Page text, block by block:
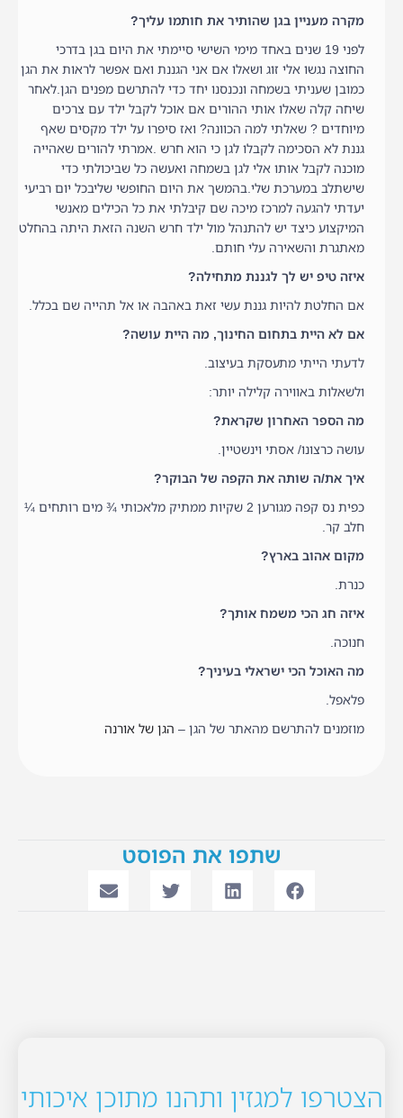
מקרה מעניין בגן שהותיר את חותמו עליך?
לפני 19 שנים באחד מימי השישי סיימתי את היום בגן בדרכי
החוצה נגשו אלי זוג ושאלו אם אני הגננת ואם אפשר לראות את הגן
כמובן שעניתי בשמחה ונכנסנו יחד כדי להתרשם מפנים הגן.לאחר
שיחה קלה שאלו אותי ההורים אם אוכל לקבל ילד עם צרכים
מיוחדים ? שאלתי למה הכוונה? ואז סיפרו על ילד מקסים שאף
גננת לא הסכימה לקבלו לגן כי הוא חרש .אמרתי להורים שאהייה
מוכנה לקבל אותו אלי לגן בשמחה ואעשה כל שביכולתי כדי
שישתלב במערכת שלי.בהמשך את היום החופשי שליבכל יום רביעי
יעדתי להגעה למרכז מיכה שם קיבלתי את כל הכילים מאנשי
המיקצוע כיצד יש להתנהל מול ילד חרש השנה הזאת היתה בהחלט
מאתגרת והשאירה עלי חותם.
איזה טיפ יש לך לגננת מתחילה?
אם החלטת להיות גננת עשי זאת באהבה או אל תהייה שם בכלל.
אם לא היית בתחום החינוך, מה היית עושה?
לדעתי הייתי מתעסקת בעיצוב.
ולשאלות באווירה קלילה יותר:
מה הספר האחרון שקראת?
עושה כרצונו/ אסתי וינשטיין.
איך את/ה שותה את הקפה של הבוקר?
כפית נס קפה מגורען 2 שקיות ממתיק מלאכותי ¾ מים רותחים ¼
חלב קר.
מקום אהוב בארץ?
כנרת.
איזה חג הכי משמח אותך?
חנוכה.
מה האוכל הכי ישראלי בעיניך?
פלאפל.
מוזמנים להתרשם מהאתר של הגן – הגן של אורנה
שתפו את הפוסט
הצטרפו למגזין ותהנו מתוכן איכותי